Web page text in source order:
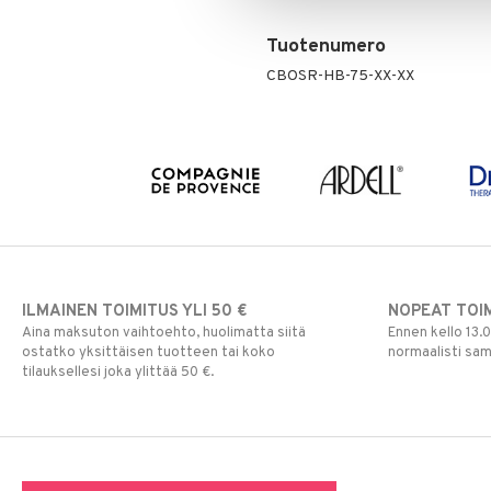
Tuotenumero
CBOSR-HB-75-XX-XX
ILMAINEN TOIMITUS YLI 50 €
Aina maksuton vaihtoehto, huolimatta siitä
ostatko yksittäisen tuotteen tai koko
tilauksellesi joka ylittää 50 €.
NOPEAT
Ennen kello
normaalisti